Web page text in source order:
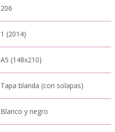
206
1 (2014)
A5 (148x210)
Tapa blanda (con solapas)
Blanco y negro